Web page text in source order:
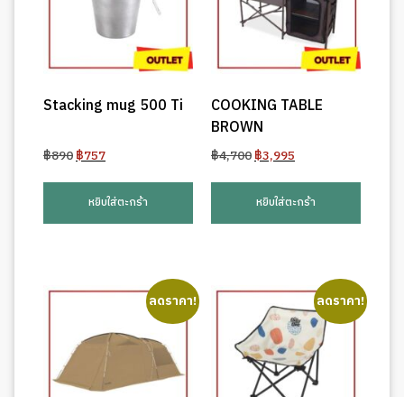
Stacking mug 500 Ti
฿890Original
฿890.
฿757Current
is:
฿757.
หยิบใส่ตะกร้า
COOKING TABLE
BROWN
฿4,700Original
was:
฿4,700.
฿3,995
฿3,995.
หยิบใส่ตะกร้า
ลดราคา! ลดราคา!